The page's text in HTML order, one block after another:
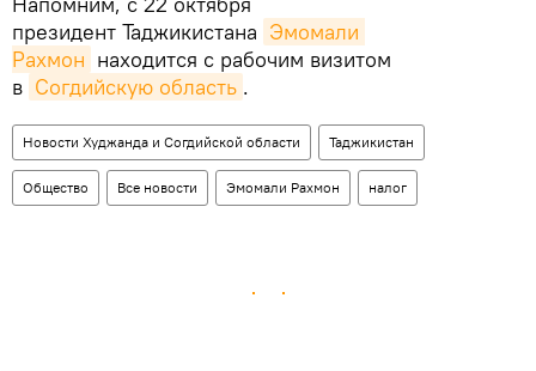
президент Таджикистана Эмомали
Рахмон находится с рабочим визитом
в Согдийскую область .
Новости Худжанда и Согдийской области Таджикистан
Общество Все новости Эмомали Рахмон налог